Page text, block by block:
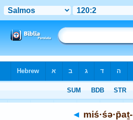
◄ miś·śə·p̄aṯ-